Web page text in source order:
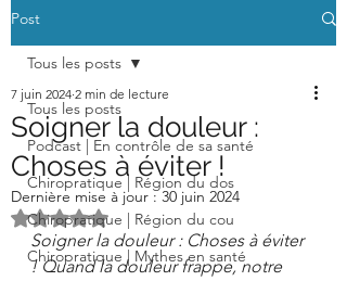
Post
Tous les posts
Podcast | En contrôle de sa santé
Chiropratique | Région du dos
Chiropratique | Région du cou
Chiropratique | Mythes en santé
Tous les posts
Soigner la douleur :
Choses à éviter !
7 juin 2024 2 min de lecture
Dernière mise à jour :30 juin 2024
Noté NaN étoiles sur 5.
Soigner la douleur : Choses à éviter
! Quand la douleur frappe, notre